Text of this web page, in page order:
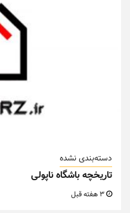
دسته‌بندی نشده
تاریخچه باشگاه ناپولی